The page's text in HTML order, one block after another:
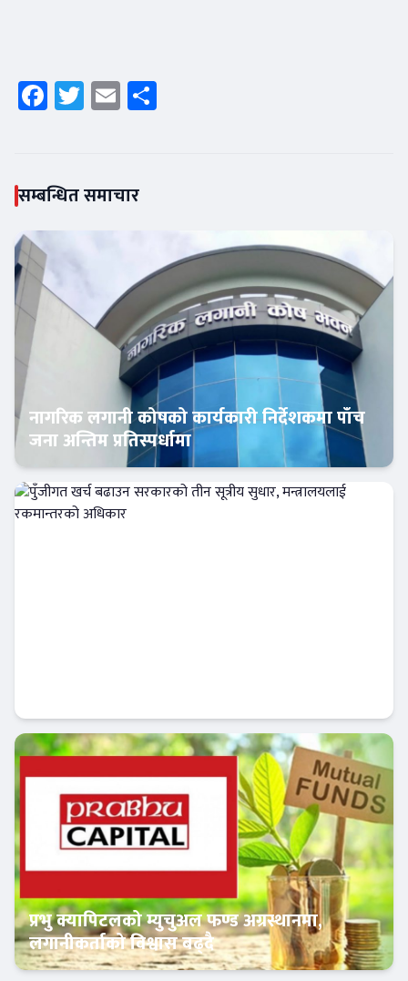
Facebook
Twitter
Email
सम्बन्धित समाचार
Banner News
नागरिक लगानी कोषको कार्यकारी निर्देशकमा पाँच
जना अन्तिम प्रतिस्पर्धामा
Banner News
प्रभु क्यापिटलको म्युचुअल फण्ड अग्रस्थानमा,
लगानीकर्ताको विश्वास बढ्दै